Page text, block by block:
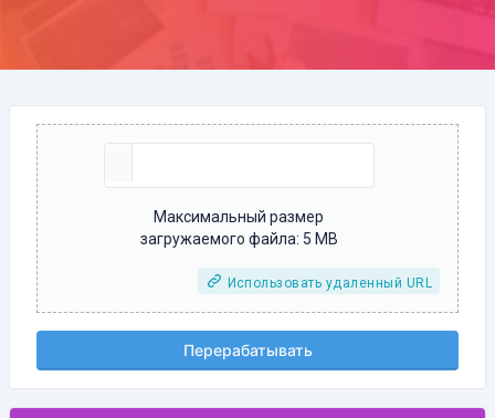
Максимальный размер
загружаемого файла: 5 MB
Использовать удаленный URL
Перерабатывать